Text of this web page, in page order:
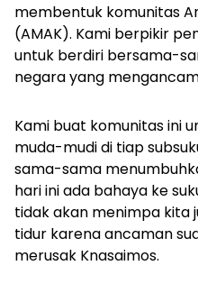
membentuk komunitas
(AMAK). Kami berpikir
untuk berdiri bersama-
negara yang
Kami buat komunitas ini
muda-mudi di tiap
sama-sama
hari ini ada bahaya ke
tidak akan menimpa kita
tidur karena ancaman
merusak Knasaimos.